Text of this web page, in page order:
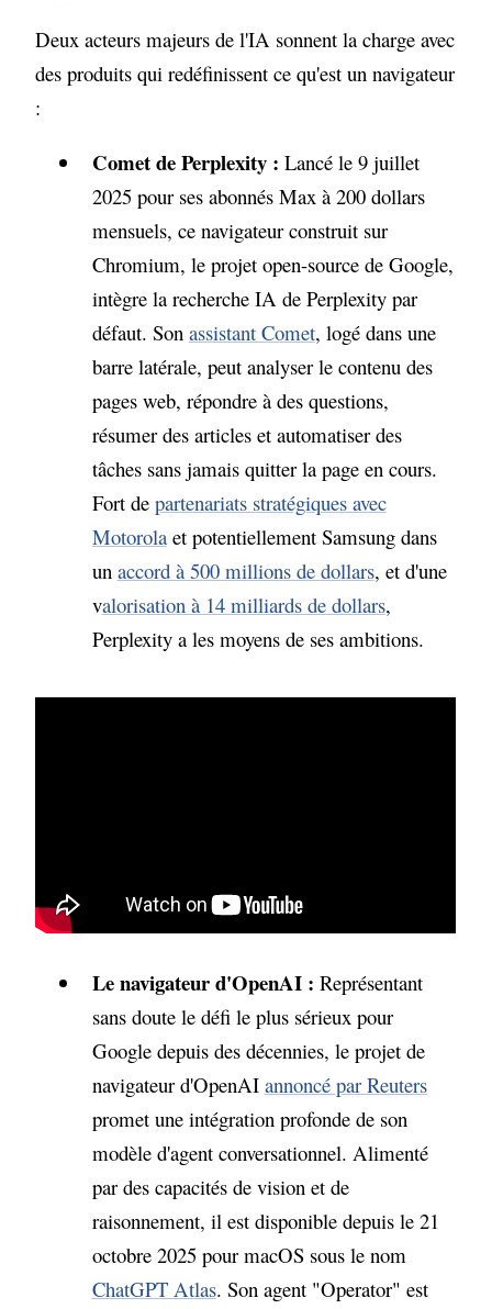
Deux acteurs majeurs de l'IA sonnent la charge avec
des produits qui redéfinissent ce qu'est un navigateur
:
Comet de Perplexity : Lancé le 9 juillet
2025 pour ses abonnés Max à 200 dollars
mensuels, ce navigateur construit sur
Chromium, le projet open-source de Google,
intègre la recherche IA de Perplexity par
défaut. Son assistant Comet, logé dans une
barre latérale, peut analyser le contenu des
pages web, répondre à des questions,
résumer des articles et automatiser des
tâches sans jamais quitter la page en cours.
Fort de partenariats stratégiques avec
Motorolaet potentiellement Samsung dans
un accord à 500 millions de dollars, et d'une
valorisation à 14 milliards de dollars,
Perplexity a les moyens de ses ambitions.
Le navigateur d'OpenAI : Représentant
sans doute le défi le plus sérieux pour
Google depuis des décennies, le projet de
navigateur d'OpenAI annoncé par Reuters
promet une intégration profonde de son
modèle d'agent conversationnel. Alimenté
par des capacités de vision et de
raisonnement, il est disponible depuis le 21
octobre 2025 pour macOS sous le nom
ChatGPT Atlas. Son agent "Operator" est